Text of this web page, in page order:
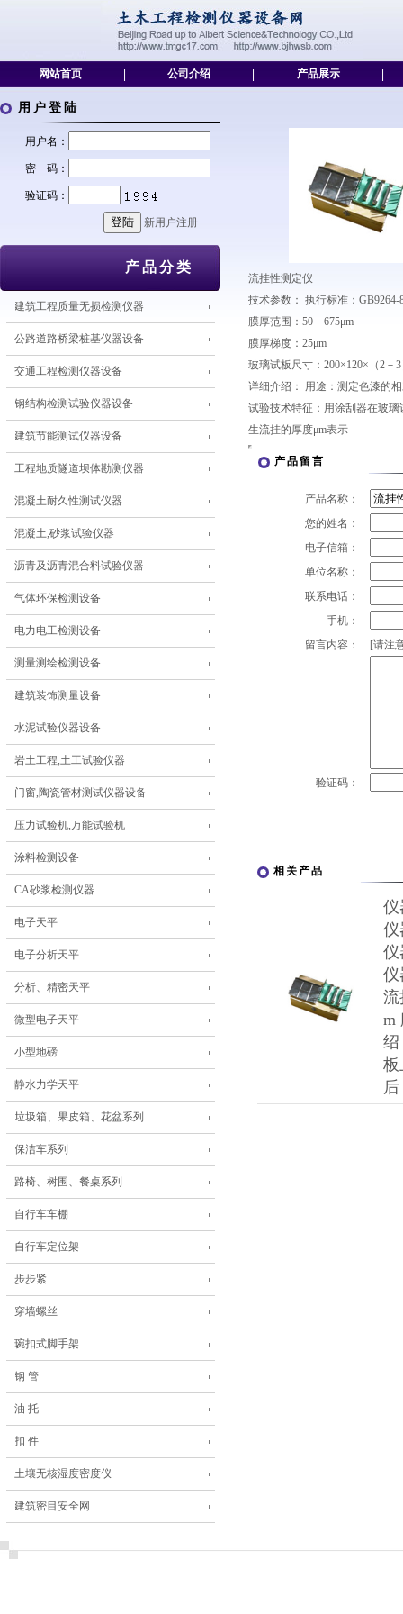
网站首页 公司介绍 产品展示
用户登陆
用户名：
密 码：
验证码：
新用户注册
产品分类
建筑工程质量无损检测仪器
公路道路桥梁桩基仪器设备
交通工程检测仪器设备
钢结构检测试验仪器设备
建筑节能测试仪器设备
工程地质隧道坝体勘测仪器
混凝土耐久性测试仪器
混凝土,砂浆试验仪器
沥青及沥青混合料试验仪器
气体环保检测设备
电力电工检测设备
测量测绘检测设备
建筑装饰测量设备
水泥试验仪器设备
岩土工程,土工试验仪器
门窗,陶瓷管材测试仪器设备
压力试验机,万能试验机
涂料检测设备
CA砂浆检测仪器
电子天平
电子分析天平
分析、精密天平
微型电子天平
小型地磅
静水力学天平
垃圾箱、果皮箱、花盆系列
保洁车系列
路椅、树围、餐桌系列
自行车车棚
自行车定位架
步步紧
穿墙螺丝
琬扣式脚手架
钢 管
油 托
扣 件
土壤无核湿度密度仪
建筑密目安全网
流挂性测定仪
技术参数： 执行标准：GB9264-
膜厚范围：50－675μm
膜厚梯度：25μm
玻璃试板尺寸：200×120×（2－
详细介绍： 用途：测定色漆的
试验技术特征：用涂刮器在玻
生流挂的厚度μm表示
产品留言
产品名称：
您的姓名：
电子信箱：
单位名称：
联系电话：
手机：
留言内容：
[请注
验证码：
相关产品
仪
仪
仪
仪
流
m
绍
板